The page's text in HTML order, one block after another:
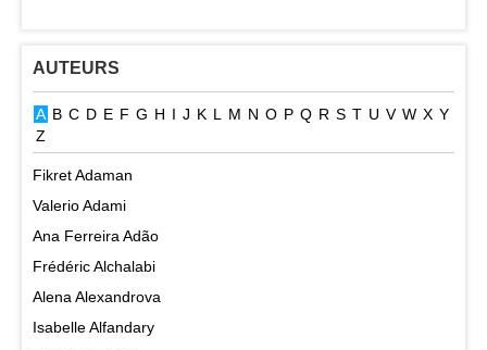
AUTEURS
A B C D E F G H I J K L M N O P Q R S T U V W X Y
Z
Fikret Adaman
Valerio Adami
Ana Ferreira Adão
Frédéric Alchalabi
Alena Alexandrova
Isabelle Alfandary